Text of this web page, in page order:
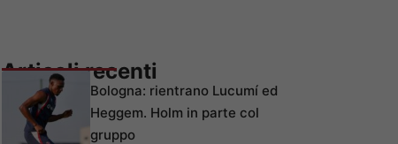
Articoli recenti
Bologna: rientrano Lucumí ed
Heggem. Holm in parte col
gruppo